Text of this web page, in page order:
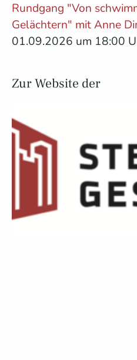
Rundgang "Von
Gelächtern" mit Anne
01.09.2026 um 18:00
Zur Website der